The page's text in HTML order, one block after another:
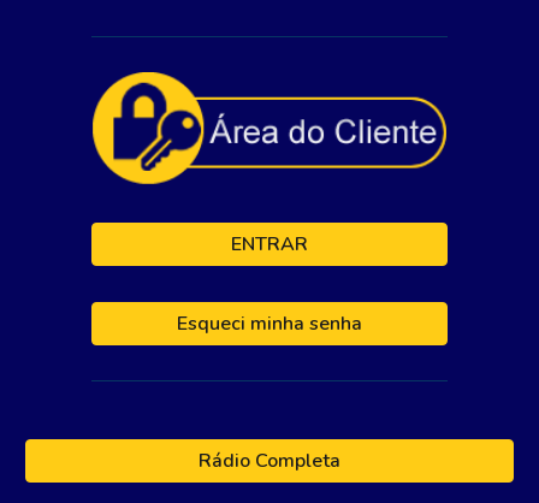
ENTRAR
Esqueci minha senha
Rádio Completa